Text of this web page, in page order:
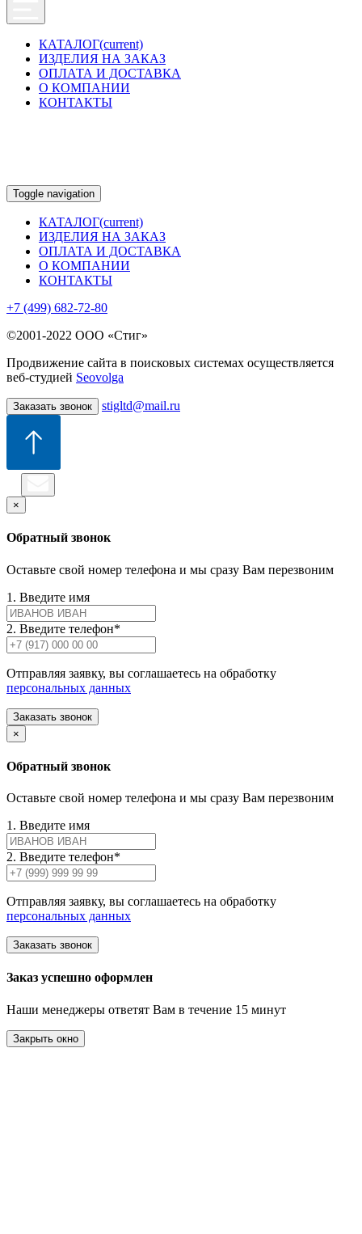
КАТАЛОГ(current)
ИЗДЕЛИЯ НА ЗАКАЗ
ОПЛАТА И ДОСТАВКА
О КОМПАНИИ
КОНТАКТЫ
Toggle navigation
КАТАЛОГ(current)
ИЗДЕЛИЯ НА ЗАКАЗ
ОПЛАТА И ДОСТАВКА
О КОМПАНИИ
КОНТАКТЫ
+7 (499) 682-72-80
©2001-2022 ООО «Стиг»
Продвижение сайта в поисковых системах осуществляется
веб-студией Seovolga
Заказать звонок stigltd@mail.ru
×
Обратный звонок
Оставьте свой номер телефона и мы сразу Вам перезвоним
1. Введите имя
2. Введите телефон*
Отправляя заявку, вы соглашаетесь на обработку
персональных данных
Заказать звонок
×
Обратный звонок
Оставьте свой номер телефона и мы сразу Вам перезвоним
1. Введите имя
2. Введите телефон*
Отправляя заявку, вы соглашаетесь на обработку
персональных данных
Заказать звонок
Заказ успешно оформлен
Наши менеджеры ответят Вам в течение 15 минут
Закрыть окно